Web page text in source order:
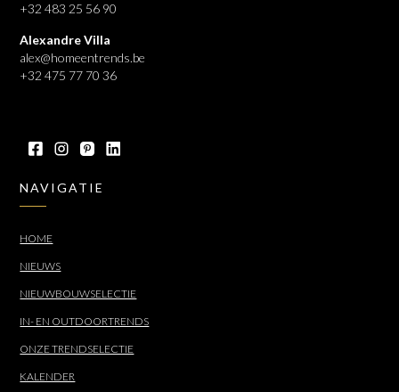
+32 483 25 56 90
Alexandre Villa
alex@homeentrends.be
+32 475 77 70 36
NAVIGATIE
HOME
NIEUWS
NIEUWBOUWSELECTIE
IN- EN OUTDOORTRENDS
ONZE TRENDSELECTIE
KALENDER